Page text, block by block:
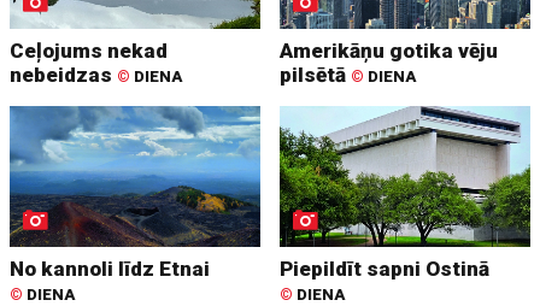
Ceļojums nekad
nebeidzas © DIENA
Amerikāņu gotika vēju
pilsētā © DIENA
No kannoli līdz Etnai
© DIENA
Piepildīt sapni Ostinā
© DIENA